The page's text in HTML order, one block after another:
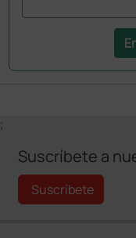
;
Suscríbete a
Suscríbete